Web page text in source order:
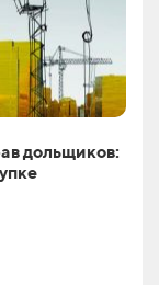
дольщиков: